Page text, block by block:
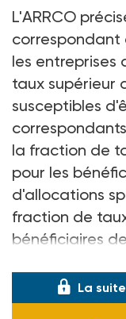
L'ARRCO
correspondant
les entreprises
taux supérieur
susceptibles
la fraction de
pour les
d'allocations
fraction de
bénéficiaires
La